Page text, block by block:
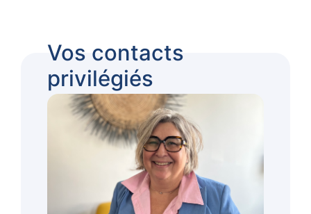
Vos contacts
privilégiés